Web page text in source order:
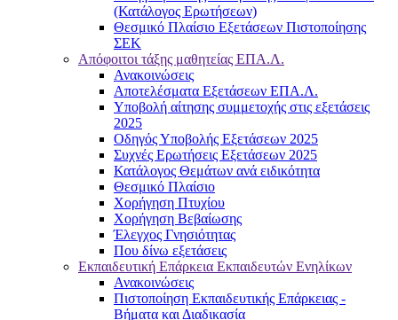
(Κατάλογος Ερωτήσεων)
Θεσμικό Πλαίσιο Εξετάσεων Πιστοποίησης
ΣΕΚ
Απόφοιτοι τάξης μαθητείας ΕΠΑ.Λ.
Ανακοινώσεις
Αποτελέσματα Εξετάσεων ΕΠΑ.Λ.
Υποβολή αίτησης συμμετοχής στις εξετάσεις
2025
Οδηγός Υποβολής Εξετάσεων 2025
Συχνές Ερωτήσεις Εξετάσεων 2025
Κατάλογος Θεμάτων ανά ειδικότητα
Θεσμικό Πλαίσιο
Χορήγηση Πτυχίου
Χορήγηση Βεβαίωσης
Έλεγχος Γνησιότητας
Που δίνω εξετάσεις
Εκπαιδευτική Επάρκεια Εκπαιδευτών Ενηλίκων
Ανακοινώσεις
Πιστοποίηση Εκπαιδευτικής Επάρκειας -
Βήματα και Διαδικασία